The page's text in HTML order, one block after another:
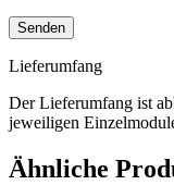
Lieferumfang
Der Lieferumfang ist
jeweiligen
Ähnliche